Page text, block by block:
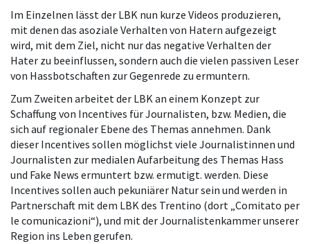
Im Einzelnen lässt der LBK nun kurze Videos produzieren,
mit denen das asoziale Verhalten von Hatern aufgezeigt
wird, mit dem Ziel, nicht nur das negative Verhalten der
Hater zu beeinflussen, sondern auch die vielen passiven Leser
von Hassbotschaften zur Gegenrede zu ermuntern.
Zum Zweiten arbeitet der LBK an einem Konzept zur
Schaffung von Incentives für Journalisten, bzw. Medien, die
sich auf regionaler Ebene des Themas annehmen. Dank
dieser Incentives sollen möglichst viele Journalistinnen und
Journalisten zur medialen Aufarbeitung des Themas Hass
und Fake News ermuntert bzw. ermutigt. werden. Diese
Incentives sollen auch pekuniärer Natur sein und werden in
Partnerschaft mit dem LBK des Trentino (dort „Comitato per
le comunicazioni“), und mit der Journalistenkammer unserer
Region ins Leben gerufen.